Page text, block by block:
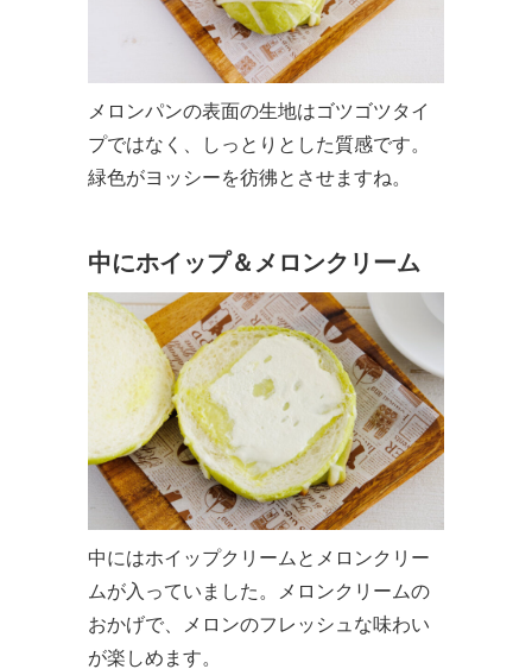
メロンパンの表面の生地はゴツゴツタイ
プではなく、しっとりとした質感です。
緑色がヨッシーを彷彿とさせますね。
中にホイップ＆メロンクリーム
中にはホイップクリームとメロンクリー
ムが入っていました。メロンクリームの
おかげで、メロンのフレッシュな味わい
が楽しめます。